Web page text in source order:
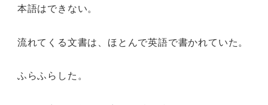
本語はできない。
流れてくる文書は、ほとんで英語で書かれていた。
ふらふらした。